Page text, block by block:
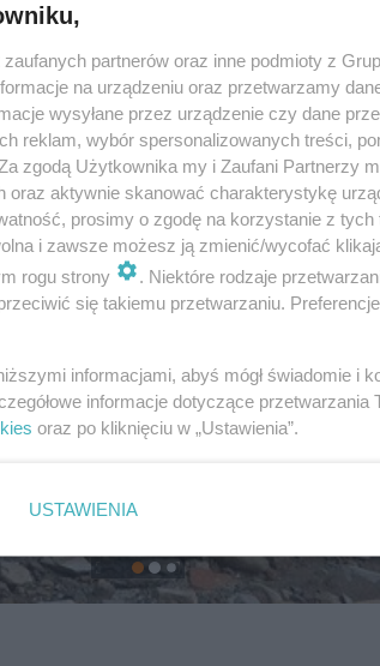
partnerów oraz inne podmioty z
na urządzeniu oraz przetwarzamy
wysyłane przez urządzenie czy dane
reklam, wybór spersonalizowanych treści,
zgodą Użytkownika my i Zaufani Partnerzy
oraz aktywnie skanować charakterystykę
prosimy o zgodę na korzystanie z tych
i zawsze możesz ją zmienić/wycofać
rogu strony
. Niektóre rodzaje
się takiemu przetwarzaniu.
informacjami, abyś mógł świadomie i
informacje dotyczące przetwarzania
oraz po kliknięciu w „Ustawienia”.
USTAWIENIA